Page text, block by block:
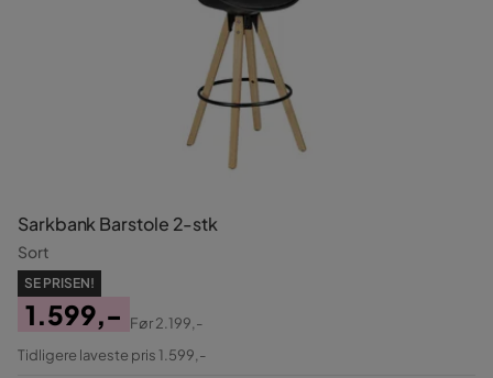
Sarkbank Barstole 2-stk
Sort
SE PRISEN!
Pris
1.599,-
Original
Før2.199,-
Tidligere laveste pris 1.599,-